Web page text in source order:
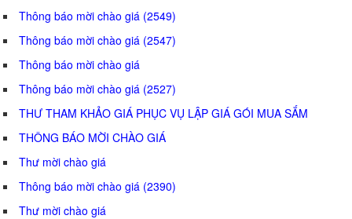
Thông báo mời chào giá (2549)
Thông báo mời chào giá (2547)
Thông báo mời chào giá
Thông báo mời chào giá (2527)
THƯ THAM KHẢO GIÁ PHỤC VỤ LẬP GIÁ GÓI MUA SẮM
THÔNG BÁO MỜI CHÀO GIÁ
Thư mời chào giá
Thông báo mời chào giá (2390)
Thư mời chào giá